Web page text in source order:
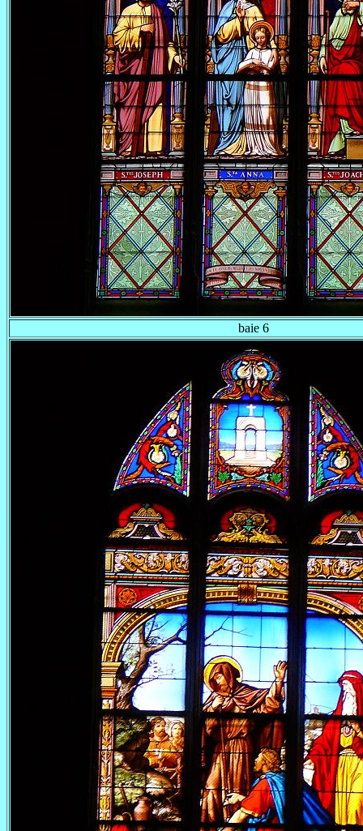
baie 6